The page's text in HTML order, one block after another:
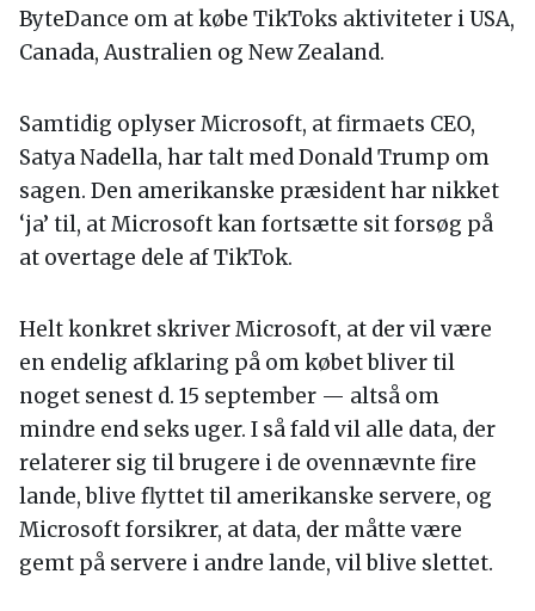
ByteDance om at købe TikToks aktiviteter i USA,
Canada, Australien og New Zealand.
Samtidig oplyser Microsoft, at firmaets CEO,
Satya Nadella, har talt med Donald Trump om
sagen. Den amerikanske præsident har nikket
‘ja’ til, at Microsoft kan fortsætte sit forsøg på
at overtage dele af TikTok.
Helt konkret skriver Microsoft, at der vil være
en endelig afklaring på om købet bliver til
noget senest d. 15 september — altså om
mindre end seks uger. I så fald vil alle data, der
relaterer sig til brugere i de ovennævnte fire
lande, blive flyttet til amerikanske servere, og
Microsoft forsikrer, at data, der måtte være
gemt på servere i andre lande, vil blive slettet.